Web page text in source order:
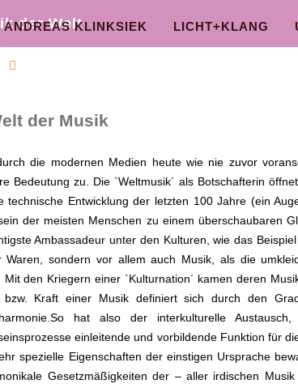
ANDREAS KLINKSIEK LICHT+KLANG
der Welt
der Musik
die modernen Medien heute wie nie zuvor
Bedeutung zu. Die `Weltmusik´ als Botschafterin
technische Entwicklung der letzten 100 Jahre (ein
der meisten Menschen zu einem überschaubaren
Ambassadeur unter den Kulturen, wie das
Waren, sondern vor allem auch Musik, als die
Mit den Kriegern einer `Kulturnation´ kamen deren
bzw. Kraft einer Musik definiert sich durch den
hat also der interkulturelle
einleitende und vorbildende Funktion für
spezielle Eigenschaften der einstigen Ursprache
Gesetzmäßigkeiten der – aller irdischen